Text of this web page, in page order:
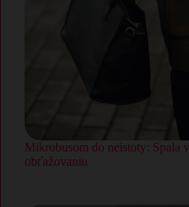
Mikrobusom do neistoty: Spala
obťažovaniu